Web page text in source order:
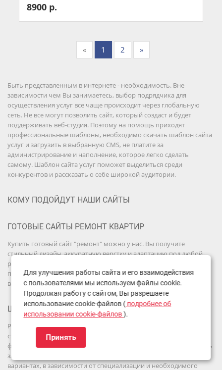
8900 р.
« 1 2 »
Быть представленным в интернете - необходимость. Вне
зависимости чем Вы занимаетесь, выбор подрядчика для
осуществления услуг все чаще происходит через глобальную
сеть. Не все могут позволить сайт, который создаст и будет
поддерживать веб-студия. Поэтому на помощь приходят
профессиональные шаблоны, необходимо скачать шаблон сайта
услуг и загрузить в выбранную CMS, не платите за
администрирование и наполнение, которое легко сделать
самому. Шаблон сайта услуг поможет выделиться среди
конкурентов и рассказать о себе широкой аудитории.
КОМУ ПОДОЙДУТ НАШИ САЙТЫ
ГОТОВЫЕ САЙТЫ РЕМОНТ КВАРТИР
Купить готовый сайт "ремонт" можно у нас. Вы получите
стильный дизайн, аккуратную верстку и адаптацию под любой
размер экрана дисплея. Скачать шаблон сайта ремонт можно
после оплаты, останется только выбрать подходящий именно
вам.
ШАБЛОНЫ САЙТА РЕМОНТ БЫТОВОЙ ТЕХНИКИ
Ремонт бытовой техники - шаблон сайта с уникальной
структурой. Познакомьте клиента с тем, что вы умеете и через
форму обратной связи он сможет обсудить детали, а вы получить
заказ. Шаблон сайта ремонта техники представлен в различных
вариантах, в зависимости от специализации и необходимого
Для улучшения работы сайта и его взаимодействия
с пользователями мы используем файлы cookie.
Продолжая работу с сайтом, Вы разрешаете
использование cookie-файлов ( подробнее об
использовании cookie-файлов ).
Принять